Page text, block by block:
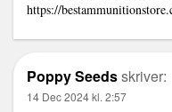
https://
Poppy Seedsskriver:
14 Dec 2024 kl. 2:57